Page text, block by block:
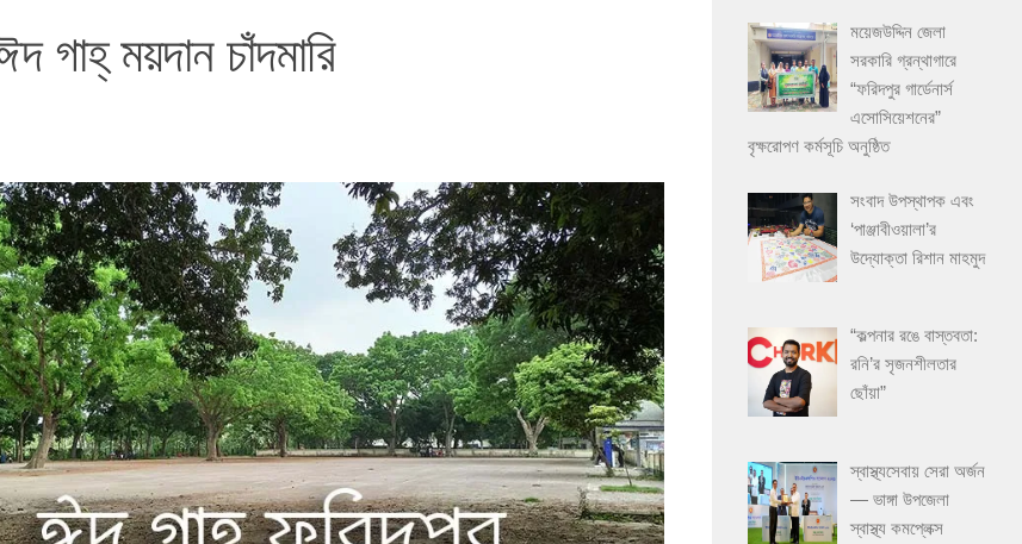
গাহ্ ময়দান চাঁদমারি
ময়েজউদ্দিন জেলা
সরকারি গ্রন্থাগারে
“ফরিদপুর গার্ডেনার্স
এসোসিয়েশনের”
বৃক্ষরোপণ কর্মসূচি অনুষ্ঠিত
সংবাদ উপস্থাপক এবং
‘পাঞ্জাবীওয়ালা’র
উদ্যোক্তা রিশান মাহমুদ
“কল্পনার রঙে বাস্তবতা:
রনি’র সৃজনশীলতার
ছোঁয়া”
স্বাস্থ্যসেবায় সেরা অর্জন
— ভাঙ্গা উপজেলা
স্বাস্থ্য কমপ্লেক্স